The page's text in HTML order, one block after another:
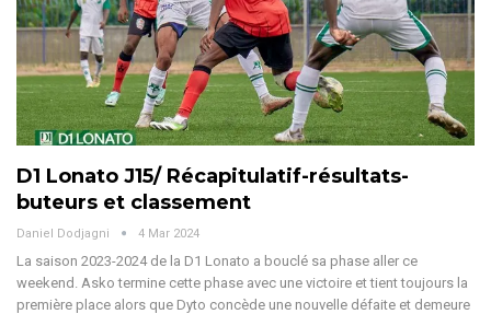
D1 Lonato J15/ Récapitulatif-résultats-
buteurs et classement
Daniel Dodjagni 4 Mar 2024
La saison 2023-2024 de la D1 Lonato a bouclé sa phase aller ce
weekend. Asko termine cette phase avec une victoire et tient toujours la
première place alors que Dyto concède une nouvelle défaite et demeure